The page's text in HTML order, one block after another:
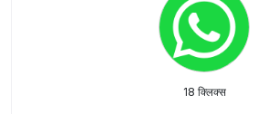
18 क्लिक्स